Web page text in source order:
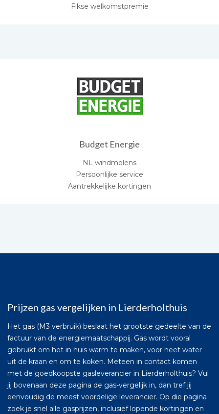
Fikse welkomstpremie
Budget Energie
NL windmolens
Persoonlijke service
Aantrekkelijke kortingen
Prijzen gas vergelijken in Lierderholthuis
Het gas (M3 verbruik) beslaat het grootste gedeelte van de
factuur van de energiemaatschappij. Gas wordt vooral
gebruikt om het in huis warm te maken, voor heet water
uit de kraan en om te koken. Meteen in contact komen
met de goedkoopste gasleverancier in Lierderholthuis? Vul
jij bovenaan deze pagina de gas-vergelijk in, dan tref jij
eenvoudig de meest voordelige leverancier. Op die pagina
zoek je snel alle gasprijzen, inclusief lopende kortingen en